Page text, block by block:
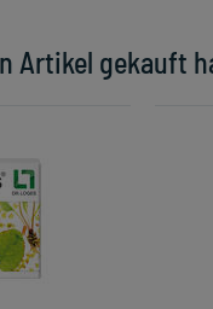
Artikel gekauft